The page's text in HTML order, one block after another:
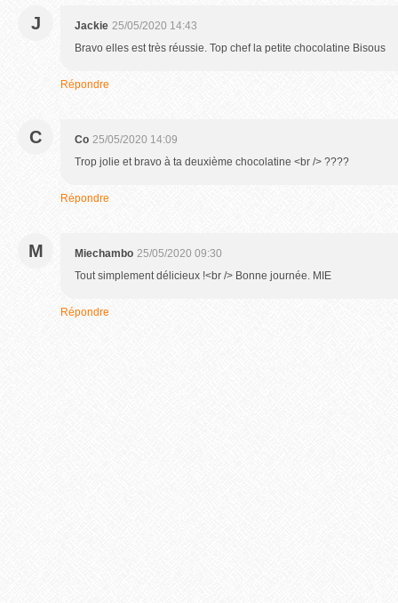
J Jackie 25/05/2020 14:43
Bravo elles est très réussie. Top chef la petite chocolatine Bisous
Répondre
C Co 25/05/2020 14:09
Trop jolie et bravo à ta deuxième chocolatine <br /> ????
Répondre
M Miechambo 25/05/2020 09:30
Tout simplement délicieux !<br /> Bonne journée. MIE
Répondre